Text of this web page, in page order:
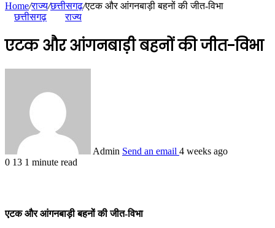
Home/राज्य/छत्तीसगढ़/एटक और आंगनबाड़ी बहनों की जीत-विभा
छत्तीसगढ़
राज्य
एटक और आंगनबाड़ी बहनों की जीत-विभा
Admin Send an email 4 weeks ago
0 13 1 minute read
एटक और आंगनबाड़ी बहनों की जीत-विभा